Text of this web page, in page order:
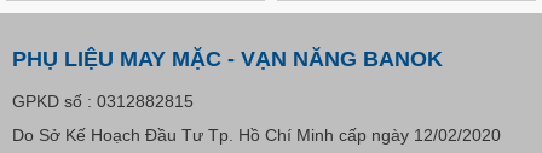
PHỤ LIỆU MAY MẶC - VẠN NĂNG BANOK
GPKD số : 0312882815
Do Sở Kế Hoạch Đầu Tư Tp. Hồ Chí Minh cấp ngày 12/02/2020